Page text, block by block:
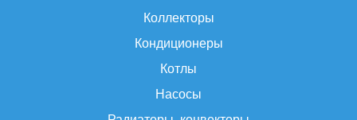
Коллекторы
Кондиционеры
Котлы
Насосы